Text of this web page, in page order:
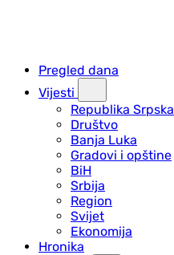
Pregled dana
Vijesti
Republika Srpska
Društvo
Banja Luka
Gradovi i opštine
BiH
Srbija
Region
Svijet
Ekonomija
Hronika